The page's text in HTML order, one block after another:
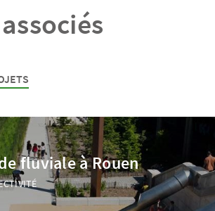
fluviale à Rouen